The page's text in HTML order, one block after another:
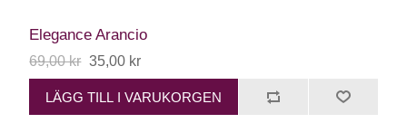
Elegance Arancio
69,00 kr 35,00 kr
LÄGG TILL I VARUKORGEN